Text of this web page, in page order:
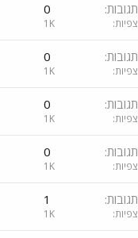
תגובות 0
צפיות 1K
תגובות 0
צפיות 1K
תגובות 0
צפיות 1K
תגובות 0
צפיות 1K
תגובות 1
צפיות 1K